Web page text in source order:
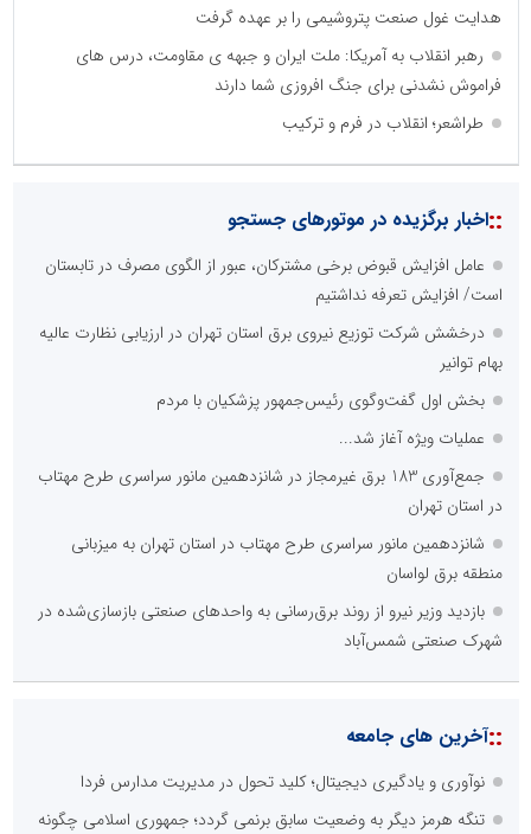
هدایت غول صنعت پتروشیمی را بر عهده گرفت
رهبر انقلاب به آمریکا: ملت ایران و جبهه ی مقاومت، درس های
فراموش نشدنی برای جنگ افروزی شما دارند
طراشعر؛ انقلاب در فرم و ترکیب
::اخبار برگزیده در موتورهای جستجو
عامل افزایش قبوض برخی مشترکان، عبور از الگوی مصرف در تابستان
است/ افزایش تعرفه نداشتیم
درخشش شرکت توزیع نیروی برق استان تهران در ارزیابی نظارت عالیه
بهام توانیر
بخش اول گفت‌وگوی رئیس‌جمهور پزشکیان با مردم
عملیات ویژه آغاز شد...
جمع‌آوری 183 برق غیرمجاز در شانزدهمین مانور سراسری طرح مهتاب
در استان تهران
شانزدهمین مانور سراسری طرح مهتاب در استان تهران به میزبانی
منطقه برق لواسان
بازدید وزیر نیرو از روند برق‌رسانی به واحدهای صنعتی بازسازی‌شده در
شهرک صنعتی شمس‌آباد
::آخرین های جامعه
نوآوری و یادگیری دیجیتال؛ کلید تحول در مدیریت مدارس فردا
تنگه هرمز دیگر به وضعیت سابق برنمی گردد؛ جمهوری اسلامی چگونه